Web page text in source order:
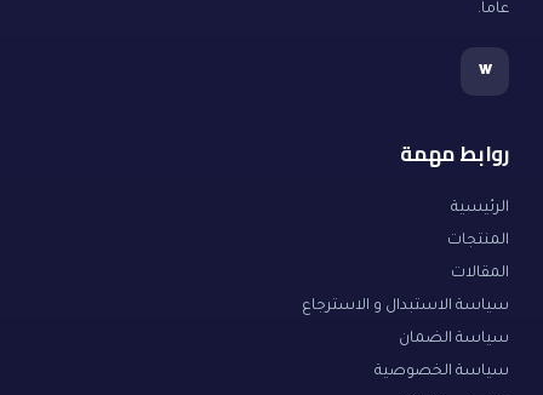
عاماً.
w
روابط مهمة
الرئيسية
المنتجات
المقالات
سياسة الاستبدال و الاسترجاع
سياسة الضمان
سياسة الخصوصية